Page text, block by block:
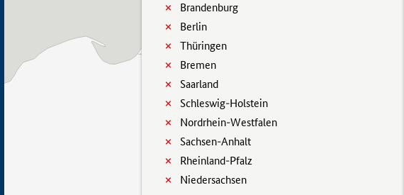
Brandenburg
Berlin
Thüringen
Bremen
Saarland
Schleswig-Holstein
Nordrhein-Westfalen
Sachsen-Anhalt
Rheinland-Pfalz
Niedersachsen